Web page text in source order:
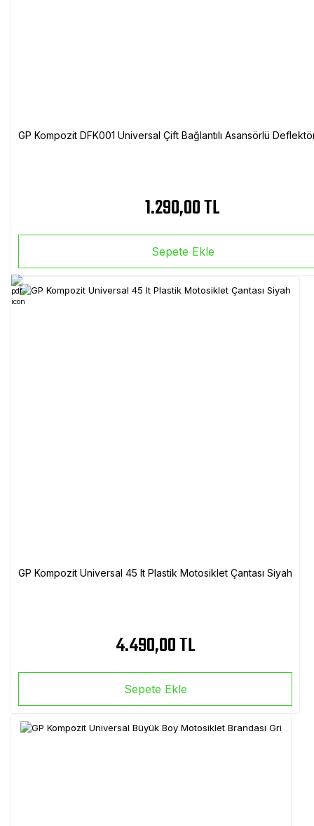
GP Kompozit DFK001 Universal Çift Bağlantılı Asansörlü
1.290,00 TL
Sepete Ekle
GP Kompozit Universal 45 lt Plastik Motosiklet Çantası Siyah
4.490,00 TL
Sepete Ekle